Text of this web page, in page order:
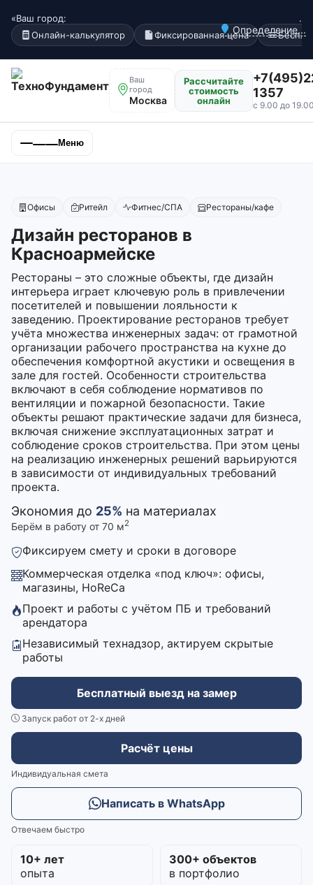
«Ваш город:
Определение...
.
Онлайн-калькулятор
Фиксированная цена
Ваш
город
Москва
Рассчитайте
стоимость
онлайн
1357
с 9.00 до
Меню
Офисы Ритейл Фитнес/СПА Рестораны/кафе
Дизайн ресторанов в
Красноармейске
Рестораны – это сложные объекты, где дизайн
интерьера играет ключевую роль в привлечении
посетителей и повышении лояльности к
заведению. Проектирование ресторанов требует
учёта множества инженерных задач: от грамотной
организации рабочего пространства на кухне до
обеспечения комфортной акустики и освещения в
зале для гостей. Особенности строительства
включают в себя соблюдение нормативов по
вентиляции и пожарной безопасности. Такие
объекты решают практические задачи для бизнеса,
включая снижение эксплуатационных затрат и
соблюдение сроков строительства. При этом цены
на реализацию инженерных решений варьируются
в зависимости от индивидуальных требований
проекта.
Экономия до 25% на материалах
Берём в работу от 70 м2
Фиксируем смету и сроки в договоре
Коммерческая отделка «под ключ»: офисы,
магазины, HoReCa
Проект и работы с учётом ПБ и требований
арендатора
Независимый технадзор, актируем скрытые
работы
Бесплатный выезд на замер
Запуск работ от 2-х дней
Расчёт цены
Индивидуальная смета
Написать в WhatsApp
Отвечаем быстро
10+ лет
опыта
300+ объектов
в портфолио